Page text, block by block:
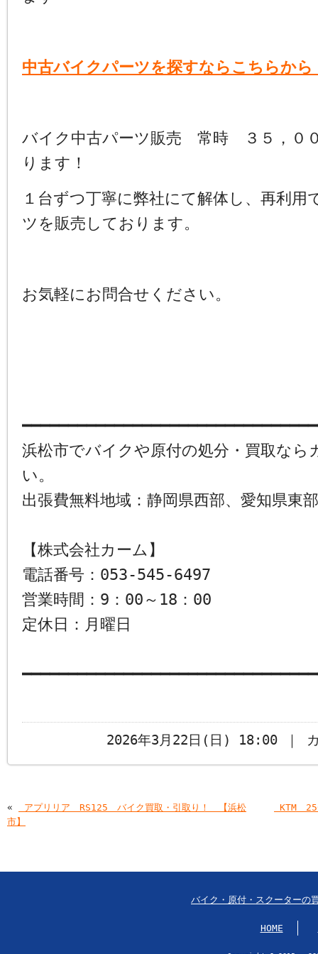
中古バイクパーツを探すならこちらから
バイク中古パーツ販売 常時 ３５，０
ります！
１台ずつ丁寧に弊社にて解体し、再利用
ツを販売しております。
お気軽にお問合せください。
浜松市でバイクや原付の処分・買取なら
い。
出張費無料地域：静岡県西部、愛知県東部
【株式会社カーム】
電話番号：053-545-6497
営業時間：9：00～18：00
定休日：月曜日
2026年3月22日(日) 18:00 ｜ カ
«
￼アプリリア RS125 バイク買取・引取り！ 【浜松
市】
￼KTM
バイク・原付・スクーターの
HOME